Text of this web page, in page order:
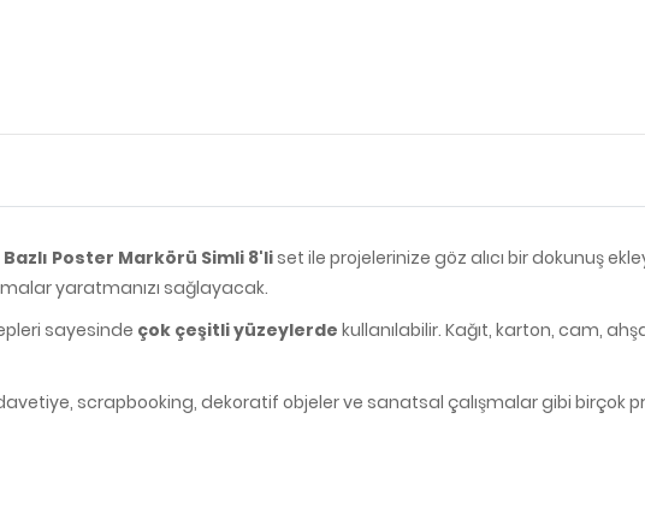
Bazlı Poster Markörü Simli 8'liset ile projelerinize göz alıcı bir dokunuş
yaratmanızı sağlayacak.
sayesinde çok çeşitli yüzeylerde kullanılabilir. Kağıt, karton, cam,
scrapbooking, dekoratif objeler ve sanatsal çalışmalar gibi birçok